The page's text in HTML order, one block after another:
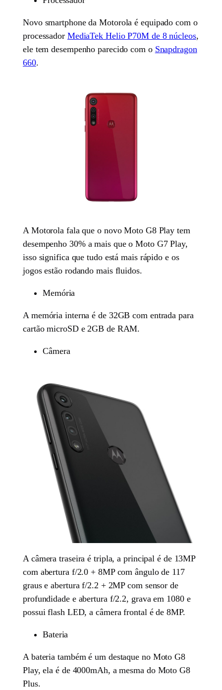
Novo smartphone da Motorola é equipado com o
processador MediaTek Helio P70M de 8 núcleos,
ele tem desempenho parecido com o Snapdragon
660.
A Motorola fala que o novo Moto G8 Play tem
desempenho 30% a mais que o Moto G7 Play,
isso significa que tudo está mais rápido e os
jogos estão rodando mais fluidos.
Memória
A memória interna é de 32GB com entrada para
cartão microSD e 2GB de RAM.
Câmera
A câmera traseira é tripla, a principal é de 13MP
com abertura f/2.0 + 8MP com ângulo de 117
graus e abertura f/2.2 + 2MP com sensor de
profundidade e abertura f/2.2, grava em 1080 e
possui flash LED, a câmera frontal é de 8MP.
Bateria
A bateria também é um destaque no Moto G8
Play, ela é de 4000mAh, a mesma do Moto G8
Plus.